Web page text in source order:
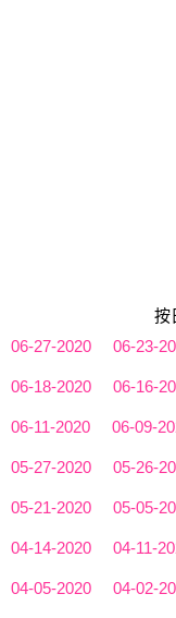
按
06-27-2020
06-23-
06-18-2020 06-16-
06-11-2020 06-09-
05-27-2020 05-26-
05-21-2020 05-05-
04-14-2020 04-11-
04-05-2020 04-02-